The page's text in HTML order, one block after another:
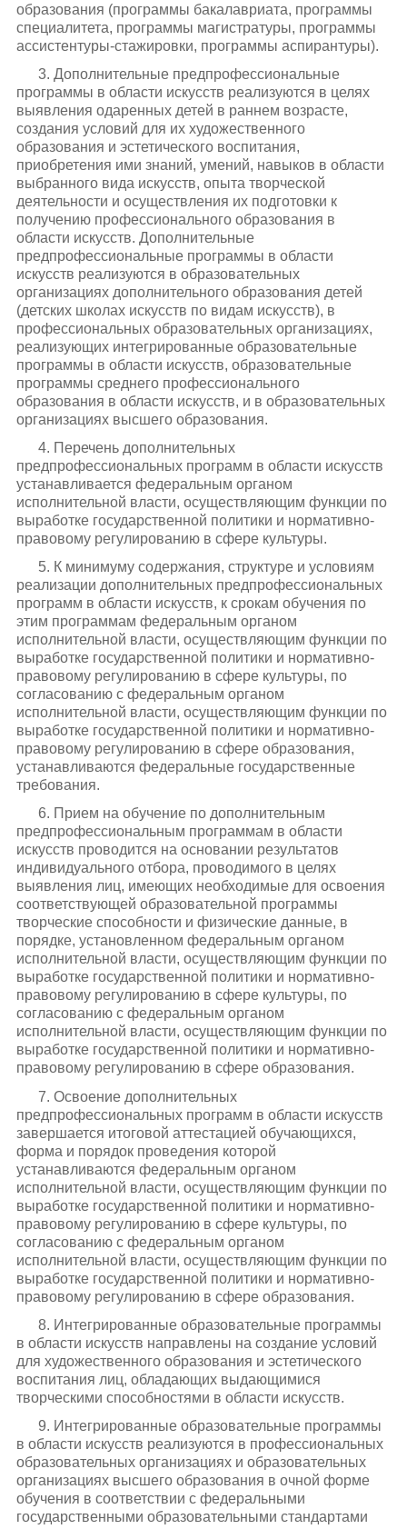
образования (программы бакалавриата, программы
специалитета, программы магистратуры, программы
ассистентуры-стажировки, программы аспирантуры).
3. Дополнительные предпрофессиональные
программы в области искусств реализуются в целях
выявления одаренных детей в раннем возрасте,
создания условий для их художественного
образования и эстетического воспитания,
приобретения ими знаний, умений, навыков в области
выбранного вида искусств, опыта творческой
деятельности и осуществления их подготовки к
получению профессионального образования в
области искусств. Дополнительные
предпрофессиональные программы в области
искусств реализуются в образовательных
организациях дополнительного образования детей
(детских школах искусств по видам искусств), в
профессиональных образовательных организациях,
реализующих интегрированные образовательные
программы в области искусств, образовательные
программы среднего профессионального
образования в области искусств, и в образовательных
организациях высшего образования.
4. Перечень дополнительных
предпрофессиональных программ в области искусств
устанавливается федеральным органом
исполнительной власти, осуществляющим функции по
выработке государственной политики и нормативно-
правовому регулированию в сфере культуры.
5. К минимуму содержания, структуре и условиям
реализации дополнительных предпрофессиональных
программ в области искусств, к срокам обучения по
этим программам федеральным органом
исполнительной власти, осуществляющим функции по
выработке государственной политики и нормативно-
правовому регулированию в сфере культуры, по
согласованию с федеральным органом
исполнительной власти, осуществляющим функции по
выработке государственной политики и нормативно-
правовому регулированию в сфере образования,
устанавливаются федеральные государственные
требования.
6. Прием на обучение по дополнительным
предпрофессиональным программам в области
искусств проводится на основании результатов
индивидуального отбора, проводимого в целях
выявления лиц, имеющих необходимые для освоения
соответствующей образовательной программы
творческие способности и физические данные, в
порядке, установленном федеральным органом
исполнительной власти, осуществляющим функции по
выработке государственной политики и нормативно-
правовому регулированию в сфере культуры, по
согласованию с федеральным органом
исполнительной власти, осуществляющим функции по
выработке государственной политики и нормативно-
правовому регулированию в сфере образования.
7. Освоение дополнительных
предпрофессиональных программ в области искусств
завершается итоговой аттестацией обучающихся,
форма и порядок проведения которой
устанавливаются федеральным органом
исполнительной власти, осуществляющим функции по
выработке государственной политики и нормативно-
правовому регулированию в сфере культуры, по
согласованию с федеральным органом
исполнительной власти, осуществляющим функции по
выработке государственной политики и нормативно-
правовому регулированию в сфере образования.
8. Интегрированные образовательные программы
в области искусств направлены на создание условий
для художественного образования и эстетического
воспитания лиц, обладающих выдающимися
творческими способностями в области искусств.
9. Интегрированные образовательные программы
в области искусств реализуются в профессиональных
образовательных организациях и образовательных
организациях высшего образования в очной форме
обучения в соответствии с федеральными
государственными образовательными стандартами